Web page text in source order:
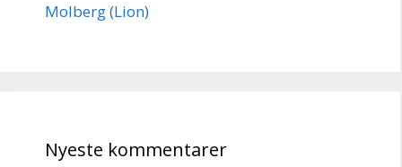
Molberg (Lion)
Nyeste kommentarer